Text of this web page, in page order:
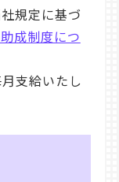
規定に基づ
成制度につ
支給いたし